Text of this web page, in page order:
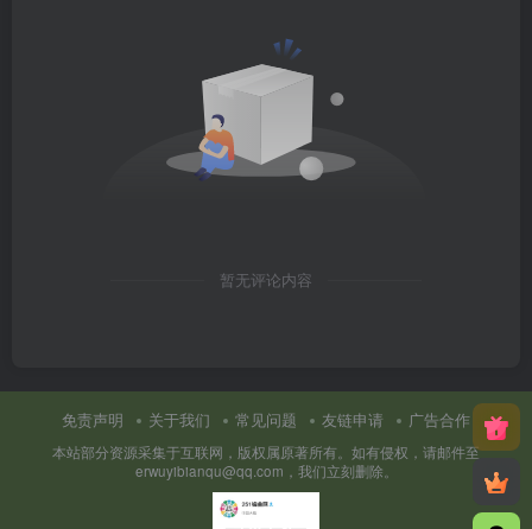
暂无评论内容
免责声明 关于我们 常见问题 友链申请 广告合作
本站部分资源采集于互联网，版权属原著所有。如有侵权，请邮件至
erwuyibianqu@qq.com，我们立刻删除。